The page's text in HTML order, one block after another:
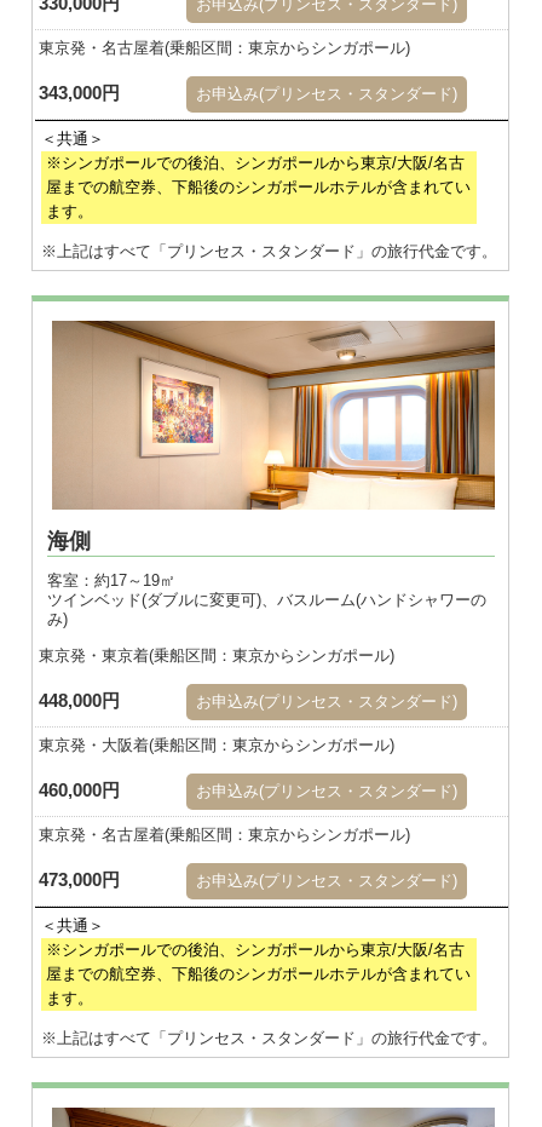
お申込み(プリンセス・スタンダード)
東京発・名古屋着(乗船区間：東京からシンガポール)
343,000円 お申込み(プリンセス・スタンダード)
※シンガポールでの後泊、シンガポールから東京/大阪/名古
屋までの航空券、下船後のシンガポールホテルが含まれてい
ます。
※上記はすべて「プリンセス・スタンダード」の旅行代金です。
海側
客室：約17～19㎡
ツインベッド(ダブルに変更可)、バスルーム(ハンドシャワーの
み)
東京発・東京着(乗船区間：東京からシンガポール)
448,000円 お申込み(プリンセス・スタンダード)
東京発・大阪着(乗船区間：東京からシンガポール)
460,000円 お申込み(プリンセス・スタンダード)
東京発・名古屋着(乗船区間：東京からシンガポール)
473,000円 お申込み(プリンセス・スタンダード)
※シンガポールでの後泊、シンガポールから東京/大阪/名古
屋までの航空券、下船後のシンガポールホテルが含まれてい
ます。
※上記はすべて「プリンセス・スタンダード」の旅行代金です。